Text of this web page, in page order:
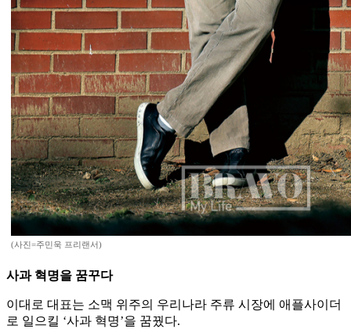
(사진=주민욱 프리랜서)
사과 혁명을 꿈꾸다
이대로 대표는 소맥 위주의 우리나라 주류 시장에 애플사이더
로 일으킬 ‘사과 혁명’을 꿈꿨다.